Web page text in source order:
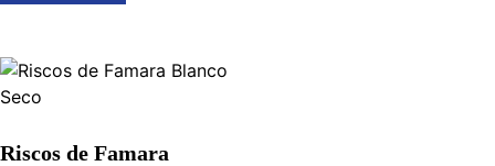
Riscos de Famara